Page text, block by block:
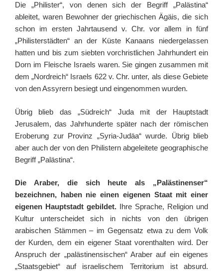
Die „Philister“, von denen sich der Begriff „Palästina“
ableitet, waren Bewohner der griechischen Ägäis, die sich
schon im ersten Jahrtausend v. Chr. vor allem in fünf
„Philisterstädten“ an der Küste Kanaans niedergelassen
hatten und bis zum siebten vorchristlichen Jahrhundert ein
Dorn im Fleische Israels waren. Sie gingen zusammen mit
dem „Nordreich“ Israels 622 v. Chr. unter, als diese Gebiete
von den Assyrern besiegt und eingenommen wurden.
Übrig blieb das „Südreich“ Juda mit der Hauptstadt
Jerusalem, das Jahrhunderte später nach der römischen
Eroberung zur Provinz „Syria-Judäa“ wurde. Übrig blieb
aber auch der von den Philistern abgeleitete geographische
Begriff „Palästina“.
Die Araber, die sich heute als „Palästinenser“
bezeichnen, haben nie einen eigenen Staat mit einer
eigenen Hauptstadt gebildet. Ihre Sprache, Religion und
Kultur unterscheidet sich in nichts von den übrigen
arabischen Stämmen – im Gegensatz etwa zu dem Volk
der Kurden, dem ein eigener Staat vorenthalten wird. Der
Anspruch der „palästinensischen“ Araber auf ein eigenes
„Staatsgebiet“ auf israelischem Territorium ist absurd.